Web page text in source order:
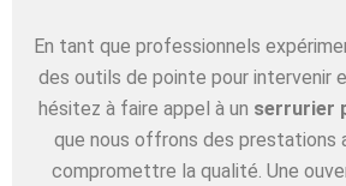
En tant que professionnels
des outils de pointe pour intervenir
hésitez à faire appel à un serrurier
que nous offrons des prestations
compromettre la qualité. Une